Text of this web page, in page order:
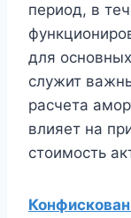
период, в
для
служит
расчета
влияет на
стоимость